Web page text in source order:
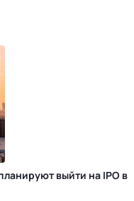
выйти на IPO в